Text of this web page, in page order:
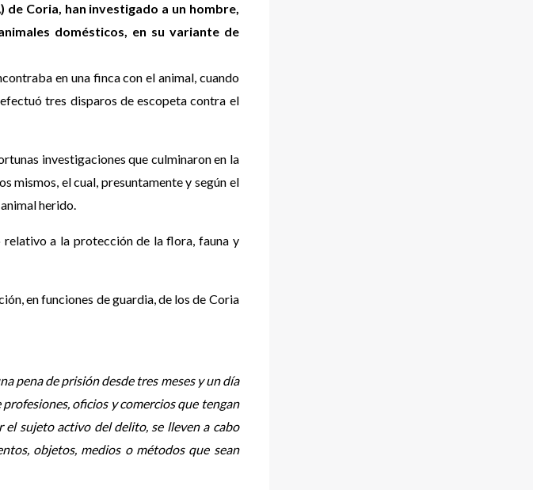
de Coria, han investigado a un hombre,
domésticos, en su variante de
en una finca con el animal, cuando
tres disparos de escopeta contra el
investigaciones que culminaron en la
mismos, el cual, presuntamente y según el
herido.
a la protección de la flora, fauna y
en funciones de guardia, de los de Coria
pena de prisión desde tres meses y un día
oficios y comercios que tengan
el sujeto activo del delito, se lleven a cabo
objetos, medios o métodos que sean